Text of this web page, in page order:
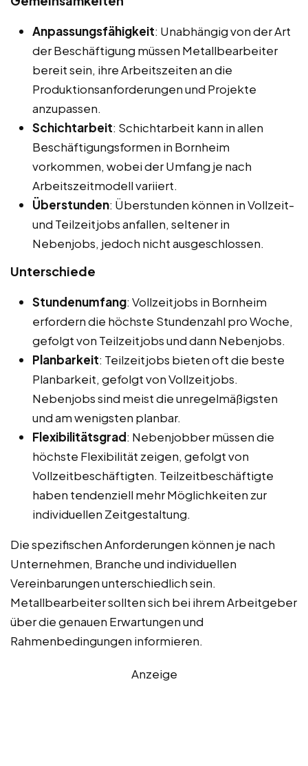
Anpassungsfähigkeit: Unabhängig von der Art
der Beschäftigung müssen Metallbearbeiter
bereit sein, ihre Arbeitszeiten an die
Produktionsanforderungen und Projekte
anzupassen.
Schichtarbeit: Schichtarbeit kann in allen
Beschäftigungsformen in Bornheim
vorkommen, wobei der Umfang je nach
Arbeitszeitmodell variiert.
Überstunden: Überstunden können in Vollzeit-
und Teilzeitjobs anfallen, seltener in
Nebenjobs, jedoch nicht ausgeschlossen.
Unterschiede
Stundenumfang: Vollzeitjobs in Bornheim
erfordern die höchste Stundenzahl pro Woche,
gefolgt von Teilzeitjobs und dann Nebenjobs.
Planbarkeit: Teilzeitjobs bieten oft die beste
Planbarkeit, gefolgt von Vollzeitjobs.
Nebenjobs sind meist die unregelmäßigsten
und am wenigsten planbar.
Flexibilitätsgrad: Nebenjobber müssen die
höchste Flexibilität zeigen, gefolgt von
Vollzeitbeschäftigten. Teilzeitbeschäftigte
haben tendenziell mehr Möglichkeiten zur
individuellen Zeitgestaltung.
Die spezifischen Anforderungen können je nach
Unternehmen, Branche und individuellen
Vereinbarungen unterschiedlich sein.
Metallbearbeiter sollten sich bei ihrem Arbeitgeber
über die genauen Erwartungen und
Rahmenbedingungen informieren.
Anzeige